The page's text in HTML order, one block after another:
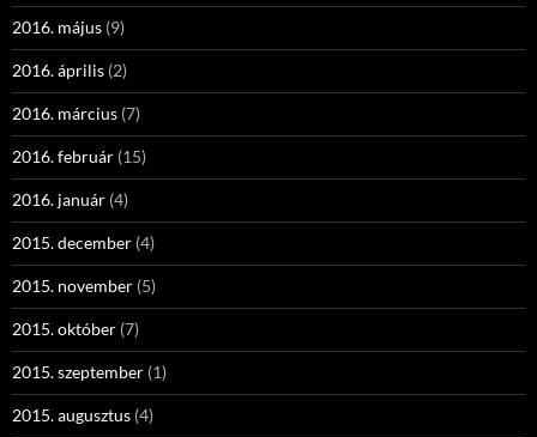
2016. május (9)
2016. április (2)
2016. március (7)
2016. február (15)
2016. január (4)
2015. december (4)
2015. november (5)
2015. október (7)
2015. szeptember (1)
2015. augusztus (4)